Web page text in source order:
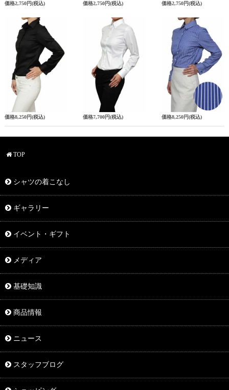
価格2,750円(税込) 価格2,750円(税込) 価格2,750円(税込)
価格8,250円(税込) 価格7,700円(税込) 価格8,250円(税込)
TOP
シャツの着こなし
ギャラリー
イベント・ギフト
メディア
基礎知識
商品情報
ニュース
スタッフブログ